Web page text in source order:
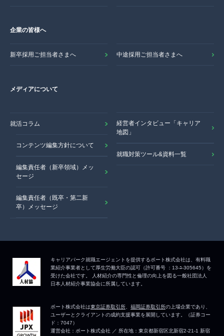
企業の皆様へ
新卒採用ご担当者さまへ 中途採用ご担当者さまへ
メディアについて
就活コラム
コンテンツ編集方針について
編集責任者（新卒領域）メッ
セージ
編集責任者（既卒・第二新
卒）メッセージ
経営者インタビュー「キャリア
地図」
就職対策ツール&資料一覧